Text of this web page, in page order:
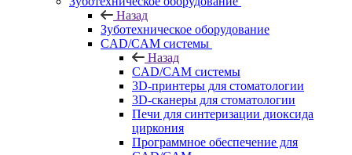
Назад
Зуботехническое оборудование
CAD/CAM системы
Назад
CAD/CAM системы
3D-принтеры для стоматологии
3D-сканеры для стоматологии
Печи для синтеризации диоксида
циркония
Программное обеспечение для